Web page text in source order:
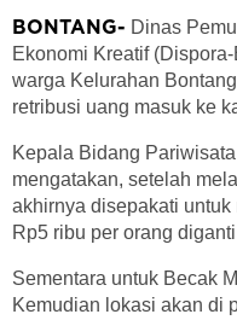
BONTANG- Dinas
Ekonomi Kreatif
warga Kelurahan
retribusi uang masuk ke
Kepala Bidang
mengatakan, setelah
akhirnya disepakati
Rp5 ribu per orang
Sementara untuk Becak
Kemudian lokasi akan di